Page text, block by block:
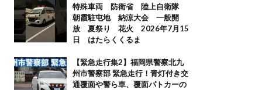
特殊車両 防衛省 陸上自衛隊
朝霞駐屯地 納涼大会 一般開
放 夏祭り 花火 2026年7月15
日 はたらくくるま
【緊急走行集2】福岡県警察北九
州市警察部 緊急走行！青灯付き交
通覆面や警ら車、覆面パトカーの